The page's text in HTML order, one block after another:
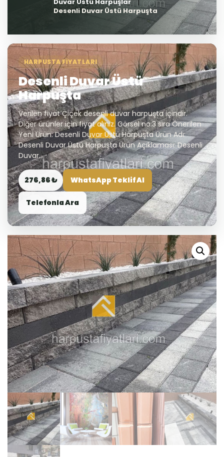
Desenli Duvar Üstü Harpuşta
HARPUSTA FIYATLARI
Desenli Duvar Üstü
Harpuşta
Verilen fiyat Çiçek desenli duvar harpuşta içindir.
Diğer ürünler için fiyat alınız. Görsel no:3 sıra Önerilen
Yeni Ürün: Desenli Duvar Üstü Harpuşta Ürün Adı:
Desenli Duvar Üstü Harpuşta Ürün Açıklaması: Desenli
Duvar...
276,86 ₺ WhatsApp Teklif Al
Telefonla Ara